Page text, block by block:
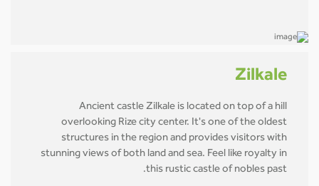
Zilkale
Ancient castle Zilkale is located on top of a hill
overlooking Rize city center. It's one of the oldest
structures in the region and provides visitors with
stunning views of both land and sea. Feel like royalty in
this rustic castle of nobles past.